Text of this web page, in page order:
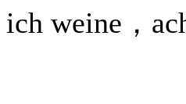
ich weine，